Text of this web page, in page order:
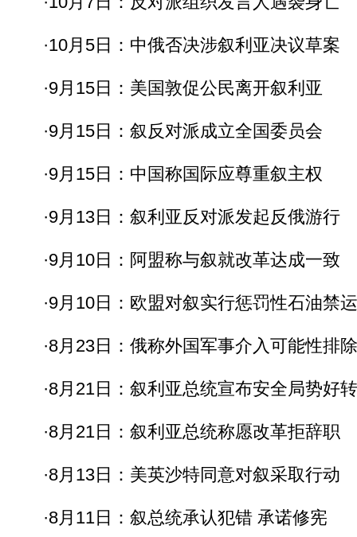
·10月5日：中俄否决涉叙利亚决议草案
·9月15日：美国敦促公民离开叙利亚
·9月15日：叙反对派成立全国委员会
·9月15日：中国称国际应尊重叙主权
·9月13日：叙利亚反对派发起反俄游行
·9月10日：阿盟称与叙就改革达成一致
·9月10日：欧盟对叙实行惩罚性石油禁运
·8月23日：俄称外国军事介入可能性排除
·8月21日：叙利亚总统宣布安全局势好转
·8月21日：叙利亚总统称愿改革拒辞职
·8月13日：美英沙特同意对叙采取行动
·8月11日：叙总统承认犯错 承诺修宪